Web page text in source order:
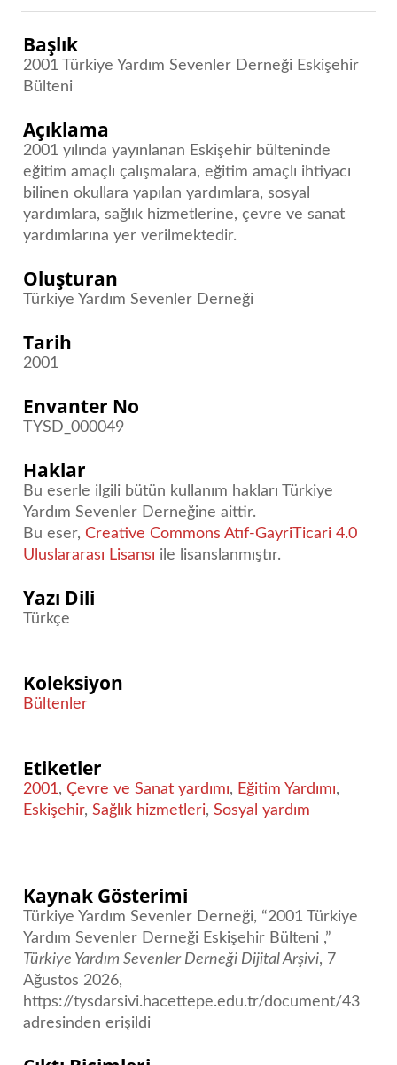
Başlık
2001 Türkiye Yardım Sevenler Derneği Eskişehir
Bülteni
Açıklama
2001 yılında yayınlanan Eskişehir bülteninde
eğitim amaçlı çalışmalara, eğitim amaçlı ihtiyacı
bilinen okullara yapılan yardımlara, sosyal
yardımlara, sağlık hizmetlerine, çevre ve sanat
yardımlarına yer verilmektedir.
Oluşturan
Türkiye Yardım Sevenler Derneği
Tarih
2001
Envanter No
TYSD_000049
Haklar
Bu eserle ilgili bütün kullanım hakları Türkiye
Yardım Sevenler Derneğine aittir.
Bu eser,Creative Commons Atıf-GayriTicari 4.0
Uluslararası Lisansı ile lisanslanmıştır.
Yazı Dili
Türkçe
Koleksiyon
Bültenler
Etiketler
2001,Çevre ve Sanat yardımı, Eğitim Yardımı,
Eskişehir,Sağlık hizmetleri,Sosyal yardım
Kaynak Gösterimi
Türkiye Yardım Sevenler Derneği, “2001 Türkiye
Yardım Sevenler Derneği Eskişehir Bülteni ,”
Türkiye Yardım Sevenler Derneği Dijital Arşivi, 7
Ağustos 2026,
https://tysdarsivi.hacettepe.edu.tr/document/43
adresinden erişildi